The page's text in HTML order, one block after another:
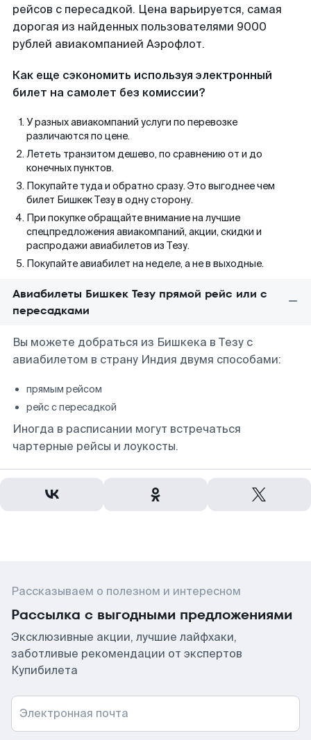
рейсов с пересадкой. Цена варьируется, самая
дорогая из найденных пользователями 9000
рублей авиакомпанией Аэрофлот.
Как еще сэкономить используя электронный
билет на самолет без комиссии?
У разных авиакомпаний услуги по перевозке
различаются по цене.
Лететь транзитом дешево, по сравнению от и до
конечных пунктов.
Покупайте туда и обратно сразу. Это выгоднее чем
билет Бишкек Тезу в одну сторону.
При покупке обращайте внимание на лучшие
спецпредложения авиакомпаний, акции, скидки и
распродажи авиабилетов из Тезу.
Покупайте авиабилет на неделе, а не в выходные.
Авиабилеты Бишкек Тезу прямой рейс или с
пересадками
Вы можете добраться из Бишкека в Тезу с
авиабилетом в страну Индия двумя способами:
прямым рейсом
рейс с пересадкой
Иногда в расписании могут встречаться
чартерные рейсы и лоукосты.
Рассказываем о полезном и интересном
Рассылка с выгодными предложениями
Эксклюзивные акции, лучшие лайфхаки,
заботливые рекомендации от экспертов
Купибилета
Электронная почта